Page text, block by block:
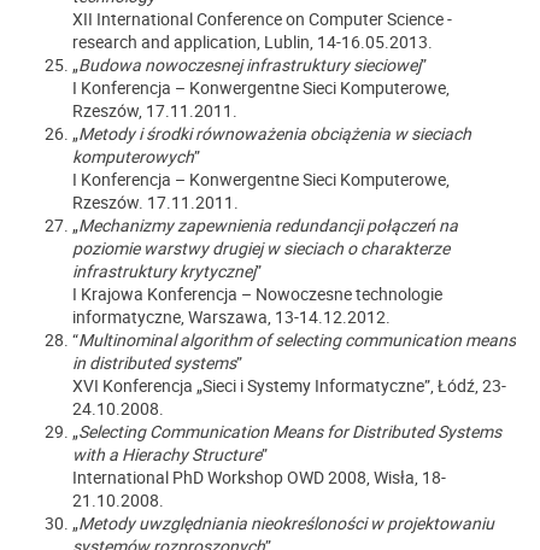
XII International Conference on Computer Science -
research and application, Lublin, 14-16.05.2013.
„Budowa nowoczesnej infrastruktury sieciowej”
I Konferencja – Konwergentne Sieci Komputerowe,
Rzeszów, 17.11.2011.
„Metody i środki równoważenia obciążenia w sieciach
komputerowych”
I Konferencja – Konwergentne Sieci Komputerowe,
Rzeszów. 17.11.2011.
„Mechanizmy zapewnienia redundancji połączeń na
poziomie warstwy drugiej w sieciach o charakterze
infrastruktury krytycznej”
I Krajowa Konferencja – Nowoczesne technologie
informatyczne, Warszawa, 13-14.12.2012.
“Multinominal algorithm of selecting communication means
in distributed systems”
XVI Konferencja „Sieci i Systemy Informatyczne”, Łódź, 23-
24.10.2008.
„Selecting Communication Means for Distributed Systems
with a Hierachy Structure”
International PhD Workshop OWD 2008, Wisła, 18-
21.10.2008.
„Metody uwzględniania nieokreśloności w projektowaniu